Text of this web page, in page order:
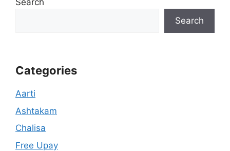
Search
Search
Categories
Aarti
Ashtakam
Chalisa
Free Upay